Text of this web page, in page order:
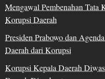
Mengawal Pembenahan Tata
Korupsi Daerah
Presiden Prabowo dan
Daerah dari Korupsi
Korupsi Kepala Daerah